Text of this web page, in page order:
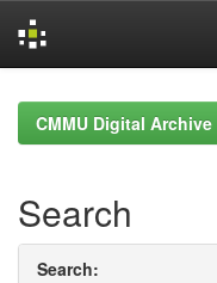
navigationCMMU Digital Archive
Search
Search: